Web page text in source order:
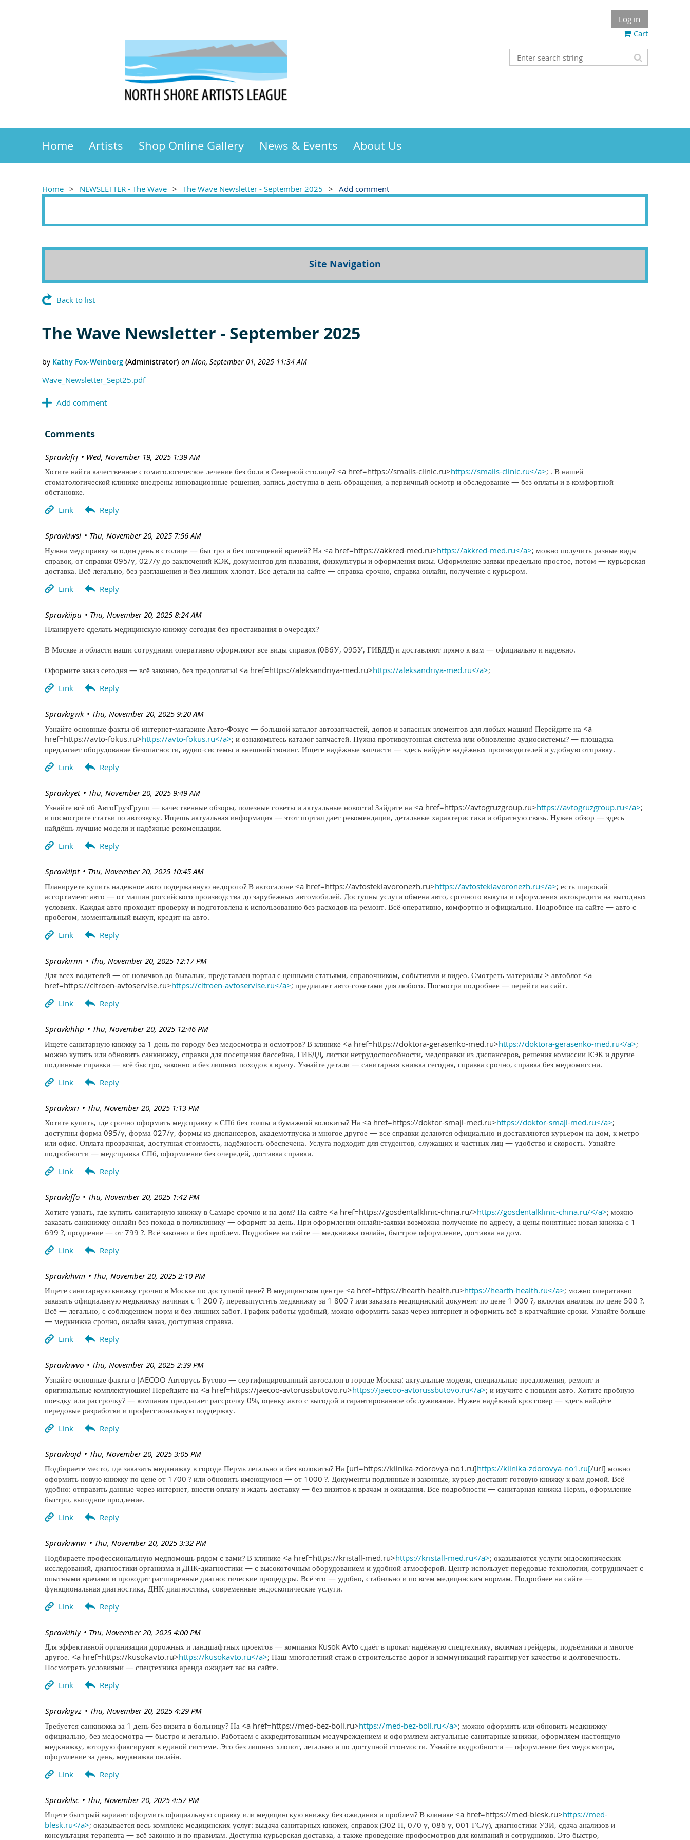
Log in
Cart
Home Artists Shop Online Gallery News & Events About Us
Home NEWSLETTER - The Wave The Wave Newsletter - September 2025 Add comment
Site Navigation
Back to list
The Wave Newsletter - September 2025
Wave_Newsletter_Sept25.pdf
Comments
Wed, November 19, 2025 1:39 AM
| Spravkifrj
Хотите найти качественное стоматологическое лечение без боли в Северной столице? <a href=https://smails-clinic.ru>https://smails-clinic.ru</a>; . В нашей
стоматологической клинике внедрены инновационные решения, запись доступна в день обращения, а первичный осмотр и обследование — без оплаты и в комфортной
обстановке.
Thu, November 20, 2025 7:56 AM
| Spravkiwsi
Нужна медсправку за один день в столице — быстро и без посещений врачей? На <a href=https://akkred-med.ru>https://akkred-med.ru</a>; можно получить разные виды
справок, от справки 095/у, 027/у до заключений КЭК, документов для плавания, физкультуры и оформления визы. Оформление заявки предельно простое, потом — курьерская
доставка. Всё легально, без разглашения и без лишних хлопот. Все детали на сайте — справка срочно, справка онлайн, получение с курьером.
Thu, November 20, 2025 8:24 AM
| Spravkiipu
Планируете сделать медицинскую книжку сегодня без простаивания в очередях?
В Москве и области наши сотрудники оперативно оформляют все виды справок (086У, 095У, ГИБДД) и доставляют прямо к вам — официально и надежно.
Оформите заказ сегодня — всё законно, без предоплаты! <a href=https://aleksandriya-med.ru>https://aleksandriya-med.ru</a>;
Thu, November 20, 2025 9:20 AM
| Spravkigwk
Узнайте основные факты об интернет-магазине Авто-Фокус — большой каталог автозапчастей, допов и запасных элементов для любых машин! Перейдите на <a
href=https://avto-fokus.ru>https://avto-fokus.ru</a>; и ознакомьтесь каталог запчастей. Нужна противоугонная система или обновление аудиосистемы? — площадка
предлагает оборудование безопасности, аудио-системы и внешний тюнинг. Ищете надёжные запчасти — здесь найдёте надёжных производителей и удобную отправку.
Thu, November 20, 2025 9:49 AM
| Spravkiyet
Узнайте всё об АвтоГрузГрупп — качественные обзоры, полезные советы и актуальные новости! Зайдите на <a href=https://avtogruzgroup.ru>https://avtogruzgroup.ru</a>;
и посмотрите статьи по автозвуку. Ищешь актуальная информация — этот портал дает рекомендации, детальные характеристики и обратную связь. Нужен обзор — здесь
найдёшь лучшие модели и надёжные рекомендации.
Thu, November 20, 2025 10:45 AM
| Spravkilpt
Планируете купить надежное авто подержанную недорого? В автосалоне <a href=https://avtosteklavoronezh.ru>https://avtosteklavoronezh.ru</a>; есть широкий
ассортимент авто — от машин российского производства до зарубежных автомобилей. Доступны услуги обмена авто, срочного выкупа и оформления автокредита на выгодных
условиях. Каждая авто проходит проверку и подготовлена к использованию без расходов на ремонт. Всё оперативно, комфортно и официально. Подробнее на сайте — авто с
пробегом, моментальный выкуп, кредит на авто.
Thu, November 20, 2025 12:17 PM
| Spravkirnn
Для всех водителей — от новичков до бывалых, представлен портал с ценными статьями, справочником, событиями и видео. Смотреть материалы > автоблог <a
href=https://citroen-avtoservise.ru>https://citroen-avtoservise.ru</a>; предлагает авто-советами для любого. Посмотри подробнее — перейти на сайт.
Thu, November 20, 2025 12:46 PM
| Spravkihhp
Ищете санитарную книжку за 1 день по городу без медосмотра и осмотров? В клинике <a href=https://doktora-gerasenko-med.ru>https://doktora-gerasenko-med.ru</a>;
можно купить или обновить санкнижку, справки для посещения бассейна, ГИБДД, листки нетрудоспособности, медсправки из диспансеров, решения комиссии КЭК и другие
подлинные справки — всё быстро, законно и без лишних походов к врачу. Узнайте детали — санитарная книжка сегодня, справка срочно, справка без медкомиссии.
Thu, November 20, 2025 1:13 PM
| Spravkixri
Хотите купить, где срочно оформить медсправку в СПб без толпы и бумажной волокиты? На <a href=https://doktor-smajl-med.ru>https://doktor-smajl-med.ru</a>;
доступны форма 095/у, форма 027/у, формы из диспансеров, академотпуска и многое другое — все справки делаются официально и доставляются курьером на дом, к метро
или офис. Оплата прозрачная, доступная стоимость, надёжность обеспечена. Услуга подходит для студентов, служащих и частных лиц — удобство и скорость. Узнайте
подробности — медсправка СПб, оформление без очередей, доставка справки.
Thu, November 20, 2025 1:42 PM
| Spravkiffo
Хотите узнать, где купить санитарную книжку в Самаре срочно и на дом? На сайте <a href=https://gosdentalklinic-china.ru/>https://gosdentalklinic-china.ru/</a>; можно
заказать санкнижку онлайн без похода в поликлинику — оформят за день. При оформлении онлайн-заявки возможна получение по адресу, а цены понятные: новая книжка с 1
699 ?, продление — от 799 ?. Всё законно и без проблем. Подробнее на сайте — медкнижка онлайн, быстрое оформление, доставка на дом.
Thu, November 20, 2025 2:10 PM
| Spravkihvm
Ищете санитарную книжку срочно в Москве по доступной цене? В медицинском центре <a href=https://hearth-health.ru>https://hearth-health.ru</a>; можно оперативно
заказать официальную медкнижку начиная с 1 200 ?, перевыпустить медкнижку за 1 800 ? или заказать медицинский документ по цене 1 000 ?, включая анализы по цене 500 ?.
Всё — легально, с соблюдением норм и без лишних забот. График работы удобный, можно оформить заказ через интернет и оформить всё в кратчайшие сроки. Узнайте больше
— медкнижка срочно, онлайн заказ, доступная справка.
Thu, November 20, 2025 2:39 PM
| Spravkiwvo
Узнайте основные факты о JAECOO Авторусь Бутово — сертифицированный автосалон в городе Москва: актуальные модели, специальные предложения, ремонт и
оригинальные комплектующие! Перейдите на <a href=https://jaecoo-avtorussbutovo.ru>https://jaecoo-avtorussbutovo.ru</a>; и изучите с новыми авто. Хотите пробную
поездку или рассрочку? — компания предлагает рассрочку 0%, оценку авто с выгодой и гарантированное обслуживание. Нужен надёжный кроссовер — здесь найдёте
передовые разработки и профессиональную поддержку.
Thu, November 20, 2025 3:05 PM
| Spravkiojd
Подбираете место, где заказать медкнижку в городе Пермь легально и без волокиты? На [url=https://klinika-zdorovya-no1.ru]https://klinika-zdorovya-no1.ru[/url] можно
оформить новую книжку по цене от 1700 ? или обновить имеющуюся — от 1000 ?. Документы подлинные и законные, курьер доставит готовую книжку к вам домой. Всё
удобно: отправить данные через интернет, внести оплату и ждать доставку — без визитов к врачам и ожидания. Все подробности — санитарная книжка Пермь, оформление
быстро, выгодное продление.
Thu, November 20, 2025 3:32 PM
| Spravkiwnw
Подбираете профессиональную медпомощь рядом с вами? В клинике <a href=https://kristall-med.ru>https://kristall-med.ru</a>; оказываются услуги эндоскопических
исследований, диагностики организма и ДНК-диагностики — с высокоточным оборудованием и удобной атмосферой. Центр использует передовые технологии, сотрудничает с
опытными врачами и проводит расширенные диагностические процедуры. Всё это — удобно, стабильно и по всем медицинским нормам. Подробнее на сайте —
функциональная диагностика, ДНК-диагностика, современные эндоскопические услуги.
Thu, November 20, 2025 4:00 PM
| Spravkihiy
Для эффективной организации дорожных и ландшафтных проектов — компания Kusok Avto сдаёт в прокат надёжную спецтехнику, включая грейдеры, подъёмники и многое
другое. <a href=https://kusokavto.ru>https://kusokavto.ru</a>; Наш многолетний стаж в строительстве дорог и коммуникаций гарантирует качество и долговечность.
Посмотреть условиями — спецтехника аренда ожидает вас на сайте.
Thu, November 20, 2025 4:29 PM
| Spravkigvz
Требуется санкнижка за 1 день без визита в больницу? На <a href=https://med-bez-boli.ru>https://med-bez-boli.ru</a>; можно оформить или обновить медкнижку
официально, без медосмотра — быстро и легально. Работаем с аккредитованным медучреждением и оформляем актуальные санитарные книжки, оформляем настоящую
медкнижку, которую фиксируют в единой системе. Это без лишних хлопот, легально и по доступной стоимости. Узнайте подробности — оформление без медосмотра,
оформление за день, медкнижка онлайн.
Thu, November 20, 2025 4:57 PM
| Spravkilsc
Ищете быстрый вариант оформить официальную справку или медицинскую книжку без ожидания и проблем? В клинике <a href=https://med-blesk.ru>https://med-
blesk.ru</a>; оказывается весь комплекс медицинских услуг: выдача санитарных книжек, справок (302 Н, 070 у, 086 у, 001 ГС/у), диагностики УЗИ, сдача анализов и
консультация терапевта — всё законно и по правилам. Доступна курьерская доставка, а также проведение профосмотров для компаний и сотрудников. Это быстро,